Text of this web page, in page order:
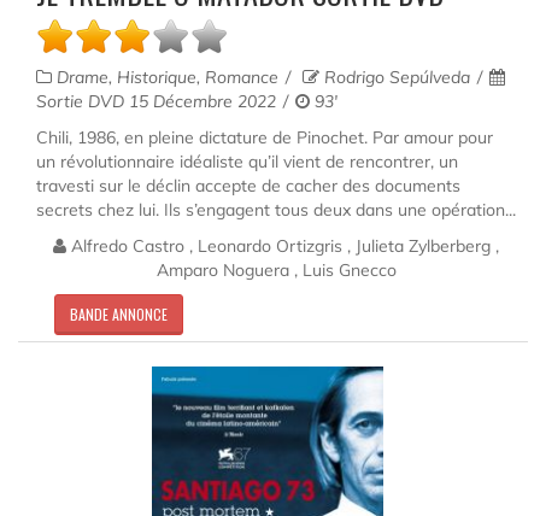
Drame, Historique, Romance
Rodrigo Sepúlveda
Sortie DVD 15 Décembre 2022
93'
Chili, 1986, en pleine dictature de Pinochet. Par amour pour
un révolutionnaire idéaliste qu’il vient de rencontrer, un
travesti sur le déclin accepte de cacher des documents
secrets chez lui. Ils s’engagent tous deux dans une opération...
Alfredo Castro , Leonardo Ortizgris , Julieta Zylberberg ,
Amparo Noguera , Luis Gnecco
BANDE ANNONCE